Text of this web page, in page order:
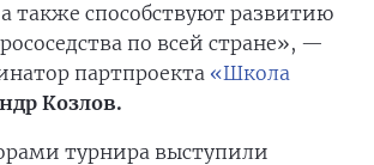
также способствуют развитию
по всей стране», —
партпроекта «Школа
Козлов.
турнира выступили